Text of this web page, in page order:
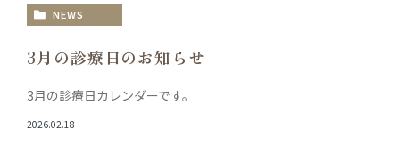
NEWS
3月の診療日のお知らせ
3月の診療日カレンダーです。
2026.02.18